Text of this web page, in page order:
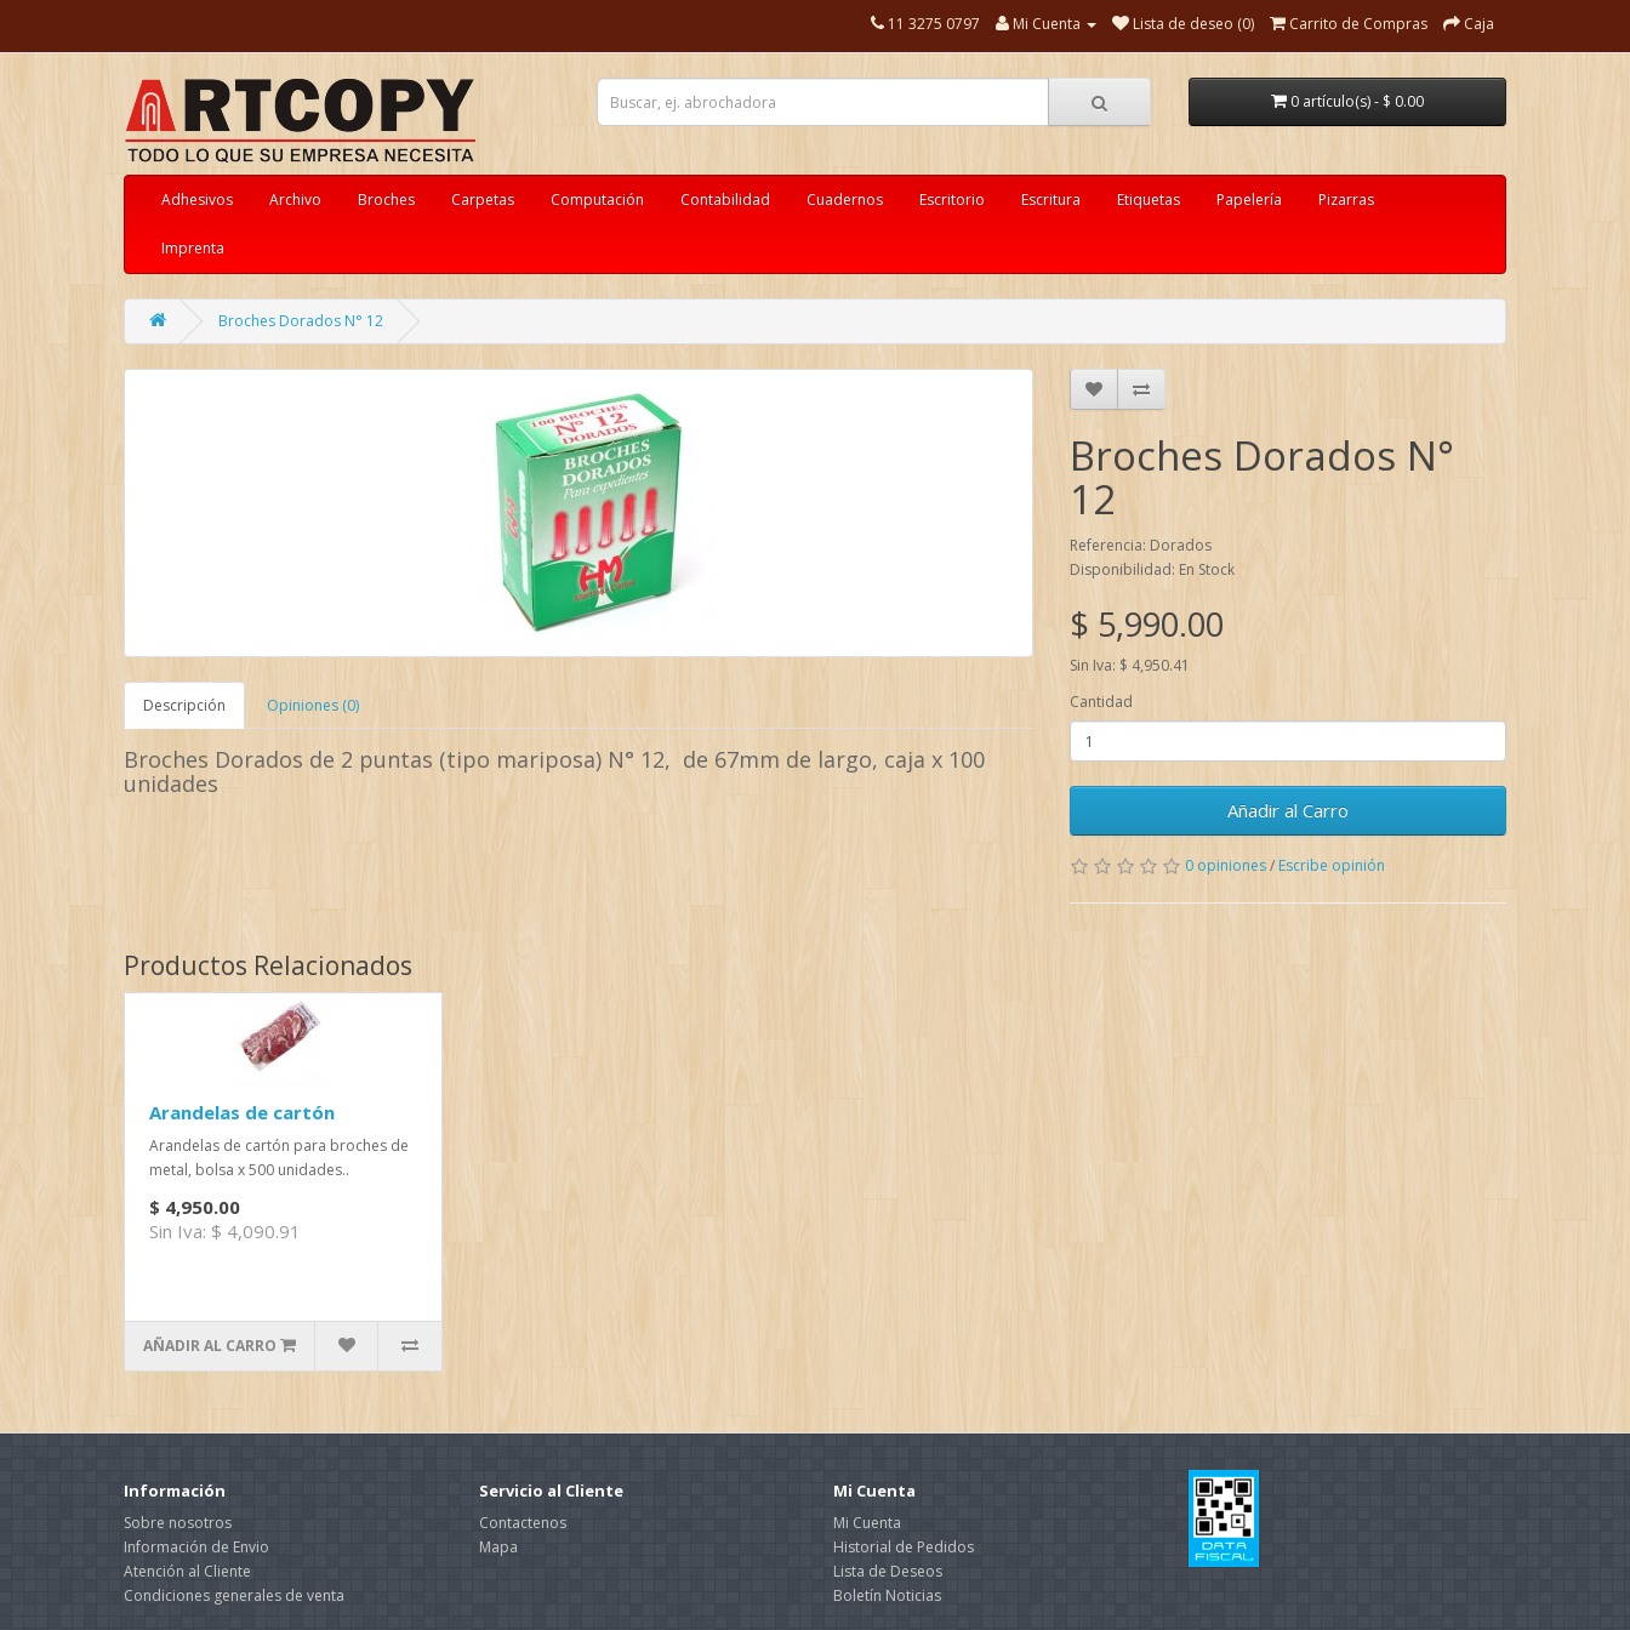
11 3275 0797 Mi Cuenta Lista de deseo (0) Carrito de Compras Caja
0 artículo(s) - $ 0.00
Adhesivos Archivo Broches Carpetas Computación Contabilidad Cuadernos Escritorio Escritura Etiquetas Papelería Pizarras
Imprenta
Broches Dorados N° 12
Descripción Opiniones (0)
Broches Dorados de 2 puntas (tipo mariposa) N° 12, de 67mm de largo, caja x 100
unidades
Broches Dorados N°
12
Referencia: Dorados
Disponibilidad: En Stock
$ 5,990.00
Sin Iva: $ 4,950.41
Cantidad
Añadir al Carro
0 opiniones/ Escribe opinión
Productos Relacionados
Arandelas de cartón
Arandelas de cartón para broches de
metal, bolsa x 500 unidades..
$ 4,950.00
Sin Iva: $ 4,090.91
AÑADIR AL CARRO
Información
Sobre nosotros
Información de Envio
Atención al Cliente
Condiciones generales de venta
Servicio al Cliente
Contactenos
Mapa
Mi Cuenta
Mi Cuenta
Historial de Pedidos
Lista de Deseos
Boletín Noticias